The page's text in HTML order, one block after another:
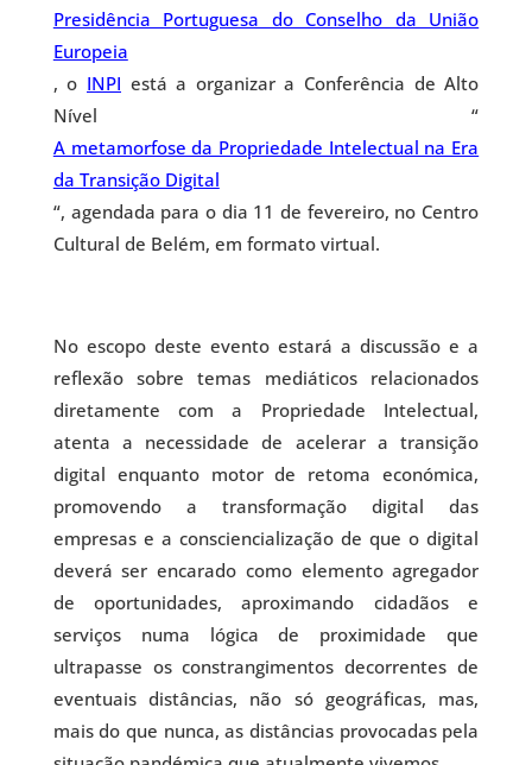
Presidência Portuguesa do Conselho da União
Europeia
, o INPI está a organizar a Conferência de Alto
Nível “
A metamorfose da Propriedade Intelectual na Era
da Transição Digital
“, agendada para o dia 11 de fevereiro, no Centro
Cultural de Belém, em formato virtual.
No escopo deste evento estará a discussão e a
reflexão sobre temas mediáticos relacionados
diretamente com a Propriedade Intelectual,
atenta a necessidade de acelerar a transição
digital enquanto motor de retoma económica,
promovendo a transformação digital das
empresas e a consciencialização de que o digital
deverá ser encarado como elemento agregador
de oportunidades, aproximando cidadãos e
serviços numa lógica de proximidade que
ultrapasse os constrangimentos decorrentes de
eventuais distâncias, não só geográficas, mas,
mais do que nunca, as distâncias provocadas pela